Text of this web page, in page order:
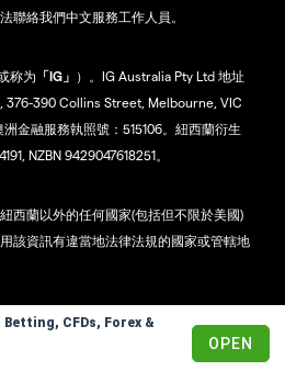
CFDs, Forex &
OPEN
聯絡我們中文服務工作人員。
称为 「IG」 ）。IG Australia Pty Ltd 地址
376-390 Collins Street, Melbourne, VIC
金融服務執照號：515106。紐西蘭衍生
NZBN 9429047618251。
西蘭以外的任何國家(包括但不限於美國)
該資訊有違當地法律法規的國家或管轄地
© 2003 - 2026